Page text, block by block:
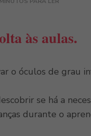
às aulas.
o óculos de grau
se há a
durante o